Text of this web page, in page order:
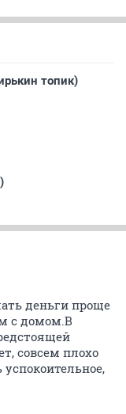
топик)
деньги проще
с домом.В
совсем плохо